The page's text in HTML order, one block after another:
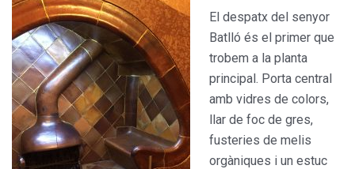
El despatx del senyor
Batlló és el primer que
trobem a la planta
principal. Porta central
amb vidres de colors,
llar de foc de gres,
fuste­ries de melis
orgàniques i un estuc